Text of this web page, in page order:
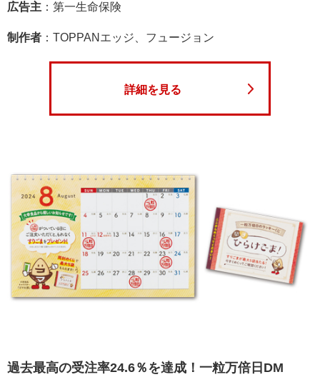
広告主 ：第一生命保険
制作者 ：TOPPANエッジ、フュージョン
詳細を見る
過去最高の受注率24.6％を達成！一粒万倍日DM